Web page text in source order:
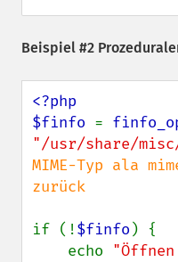
Beispiel #2
<?php
$finfo =
"/usr/share/
MIME-Typ ala
zurück
if (!$finfo ) {
    echo